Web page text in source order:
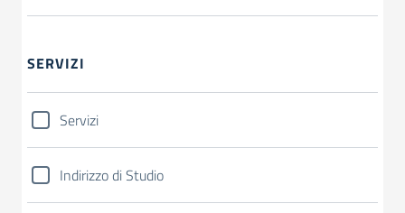
SERVIZI
Servizi
Indirizzo di Studio